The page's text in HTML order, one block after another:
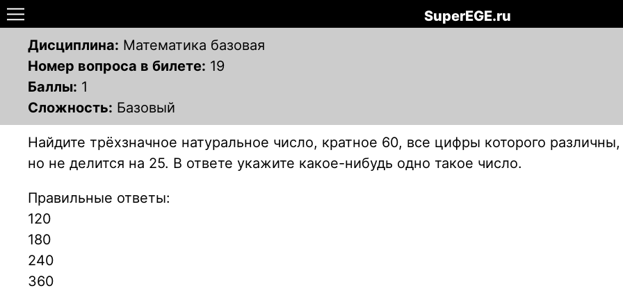
SuperEGE.ru
Дисциплина: Математика базовая
Номер вопроса в билете: 19
Баллы: 1
Сложность: Базовый
Найдите трёхзначное натуральное число, кратное 60, все цифры которого
но не делится на 25. В ответе укажите какое-нибудь одно такое число.
Правильные ответы:
120
180
240
360